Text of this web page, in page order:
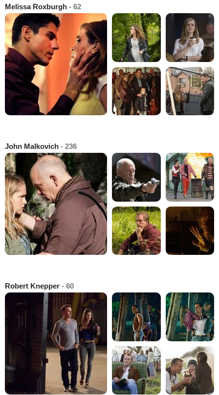
Melissa Roxburgh - 62
John Malkovich - 236
Robert Knepper - 60